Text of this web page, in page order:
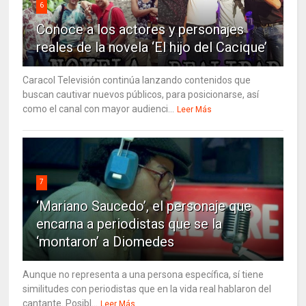
6
Conoce a los actores y personajes
reales de la novela ‘El hijo del Cacique’
Caracol Televisión continúa lanzando contenidos que
buscan cautivar nuevos públicos, para posicionarse, así
como el canal con mayor audienci...
Leer Más
7
‘Mariano Saucedo’, el personaje que
encarna a periodistas que se la
‘montaron’ a Diomedes
Aunque no representa a una persona específica, sí tiene
similitudes con periodistas que en la vida real hablaron del
cantante. Posibl...
Leer Más